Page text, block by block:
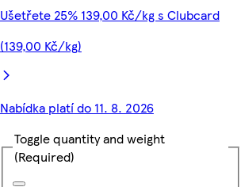
Ušetřete 25% 139,00 Kč/kg s Clubcard
(139,00 Kč/kg)
Nabídka platí do 11. 8. 2026
Toggle quantity and weight
(Required)